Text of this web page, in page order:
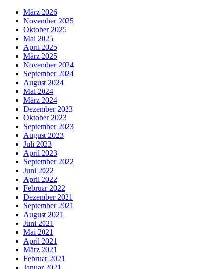
März 2026
November 2025
Oktober 2025
Mai 2025
April 2025
März 2025
November 2024
September 2024
August 2024
Mai 2024
März 2024
Dezember 2023
Oktober 2023
September 2023
August 2023
Juli 2023
April 2023
September 2022
Juni 2022
April 2022
Februar 2022
Dezember 2021
September 2021
August 2021
Juni 2021
Mai 2021
April 2021
März 2021
Februar 2021